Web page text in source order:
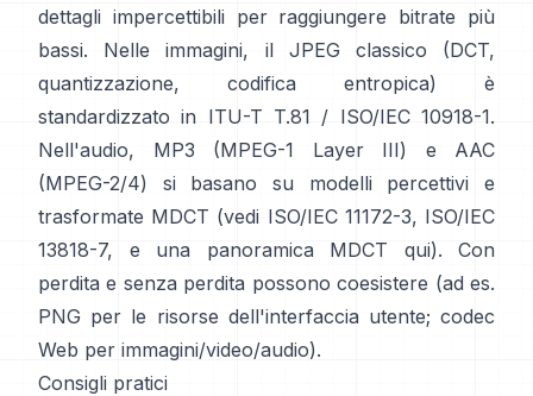
dettagli impercettibili per raggiungere bitrate più
bassi. Nelle immagini, il JPEG classico (DCT,
quantizzazione, codifica entropica) è
standardizzato in ITU-T T.81 / ISO/IEC 10918-1.
Nell'audio, MP3 (MPEG-1 Layer III) e AAC
(MPEG-2/4) si basano su modelli percettivi e
trasformate MDCT (vedi ISO/IEC 11172-3, ISO/IEC
13818-7, e una panoramica MDCT qui). Con
perdita e senza perdita possono coesistere (ad es.
PNG per le risorse dell'interfaccia utente; codec
Web per immagini/video/audio).
Consigli pratici